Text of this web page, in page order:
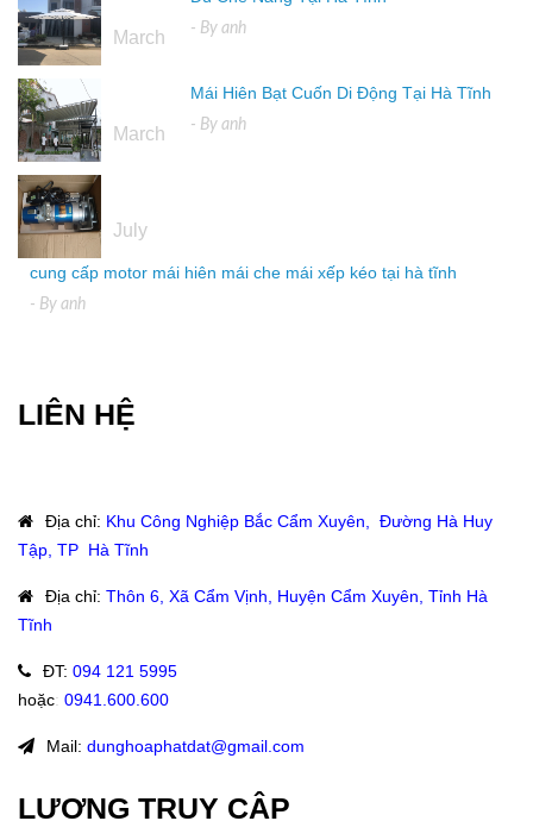
March - By anh
March
Mái Hiên Bạt Cuốn Di Động Tại Hà Tĩnh
- By anh
July
cung cấp motor mái hiên mái che mái xếp kéo tại hà tĩnh
- By anh
LIÊN HỆ
Địa chỉ: Khu Công Nghiệp Bắc Cẩm Xuyên, Đường Hà Huy
Tập, TP Hà Tĩnh
Địa chỉ: Thôn 6, Xã Cẩm Vịnh, Huyện Cẩm Xuyên, Tỉnh Hà
Tĩnh
ĐT: 094 121 5995
hoặc: 0941.600.600
Mail: dunghoaphatdat@gmail.com
LƯỢNG TRUY CẬP